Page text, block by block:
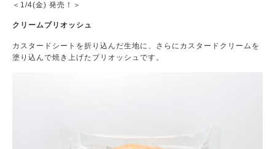
＜1/4(金) 発売！＞
クリームブリオッシュ
カスタードシートを折り込んだ生地に、さらにカスタードクリームを
塗り込んで焼き上げたブリオッシュです。